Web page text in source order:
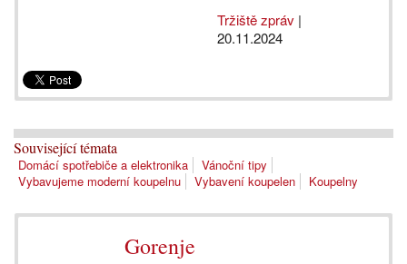
Tržiště zpráv |
20.11.2024
Související témata
Domácí spotřebiče a elektronika
Vánoční tipy
Vybavujeme moderní koupelnu
Vybavení koupelen Koupelny
Gorenje